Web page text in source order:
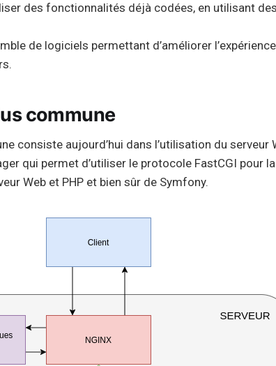
des fonctionnalités déjà codées, en utilisant
de logiciels permettant d’améliorer
commune
consiste aujourd’hui dans l’utilisation du serveur
qui permet d’utiliser le protocole FastCGI pour la
Web et PHP et bien sûr de Symfony.